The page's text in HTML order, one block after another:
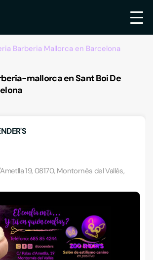
Barberia Mallorca en Barcelona
mallorca en Sant Boi De
19, 08170, Montornès del Vallès,